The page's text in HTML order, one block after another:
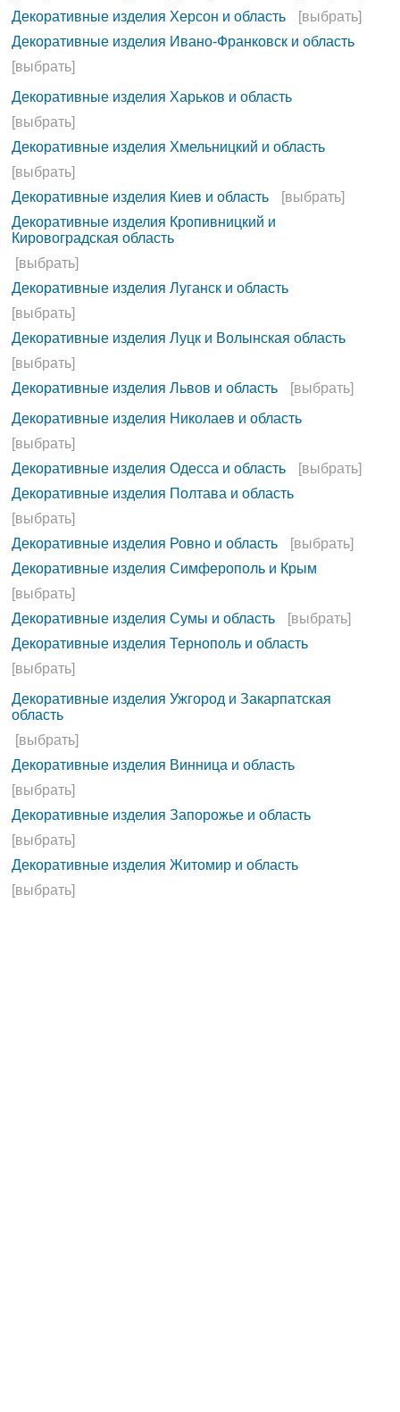
Декоративные изделия Херсон и область
[выбрать]
Декоративные изделия Ивано-Франковск и область
[выбрать]
Декоративные изделия Харьков и область
[выбрать]
Декоративные изделия Хмельницкий и область
[выбрать]
Декоративные изделия Киев и область
[выбрать]
Декоративные изделия Кропивницкий и
Кировоградская область
[выбрать]
Декоративные изделия Луганск и область
[выбрать]
Декоративные изделия Луцк и Волынская область
[выбрать]
Декоративные изделия Львов и область
[выбрать]
Декоративные изделия Николаев и область
[выбрать]
Декоративные изделия Одесса и область
[выбрать]
Декоративные изделия Полтава и область
[выбрать]
Декоративные изделия Ровно и область
[выбрать]
Декоративные изделия Симферополь и Крым
[выбрать]
Декоративные изделия Сумы и область
[выбрать]
Декоративные изделия Тернополь и область
[выбрать]
Декоративные изделия Ужгород и Закарпатская
область
[выбрать]
Декоративные изделия Винница и область
[выбрать]
Декоративные изделия Запорожье и область
[выбрать]
Декоративные изделия Житомир и область
[выбрать]